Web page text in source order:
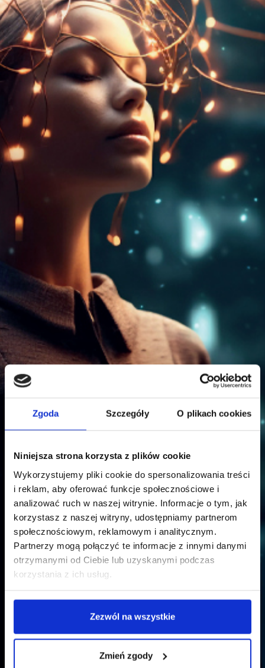
Zgoda Szczegóły O plikach cookies
Niniejsza strona korzysta z plików cookie
Wykorzystujemy pliki cookie do spersonalizowania treści
i reklam, aby oferować funkcje społecznościowe i
analizować ruch w naszej witrynie. Informacje o tym, jak
korzystasz z naszej witryny, udostępniamy partnerom
społecznościowym, reklamowym i analitycznym.
Partnerzy mogą połączyć te informacje z innymi danymi
otrzymanymi od Ciebie lub uzyskanymi podczas
korzystania z ich usług.
Zezwól na wszystkie
Zmień zgody
Kognitywistyka - biuro
rekrutacji